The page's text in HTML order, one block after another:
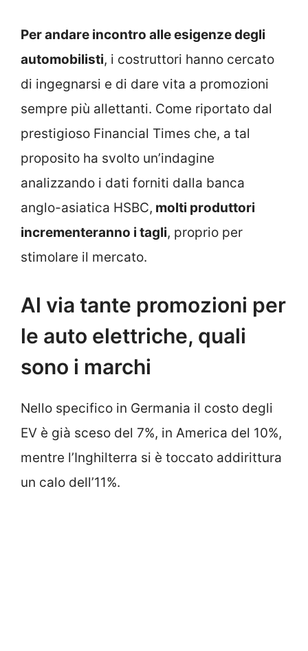
Per andare incontro alle esigenze degli
automobilisti, i costruttori hanno cercato
di ingegnarsi e di dare vita a promozioni
sempre più allettanti. Come riportato dal
prestigioso Financial Times che, a tal
proposito ha svolto un’indagine
analizzando i dati forniti dalla banca
anglo-asiatica HSBC, molti produttori
incrementeranno i tagli, proprio per
stimolare il mercato.
Al via tante promozioni per
le auto elettriche, quali
sono i marchi
Nello specifico in Germania il costo degli
EV è già sceso del 7%, in America del 10%,
mentre l’Inghilterra si è toccato addirittura
un calo dell’11%.